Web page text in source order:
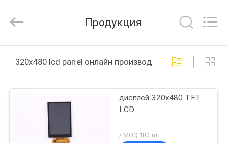
ПРОДУКТЫ
Optoelectronic
Rights
Продукция
320x480 lcd panel онлайн производство
дисплей 320x480 TFT
LCD
/ MOQ:100 шт.